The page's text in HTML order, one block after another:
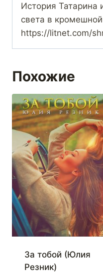
История Татарина
света в
https://litnet.com/
Похожие
За тобой (Юлия
Резник)